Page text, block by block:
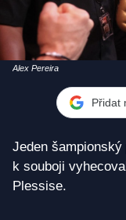
Alex Pereira
Přidat
Jeden
k souboji
Plessise.